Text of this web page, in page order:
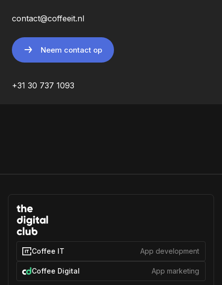
contact@coffeeit.nl
Neem contact op
+31 30 737 1093
Coffee IT App development
Coffee Digital App marketing